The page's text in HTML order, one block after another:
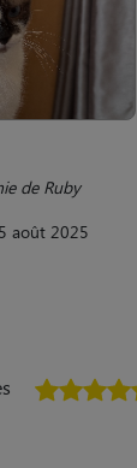
de Ruby
août 2025